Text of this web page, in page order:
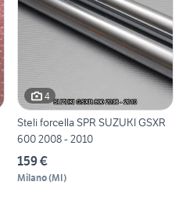
4
Steli forcella SPR SUZUKI GSXR
600 2008 - 2010
159 €
Milano(MI)